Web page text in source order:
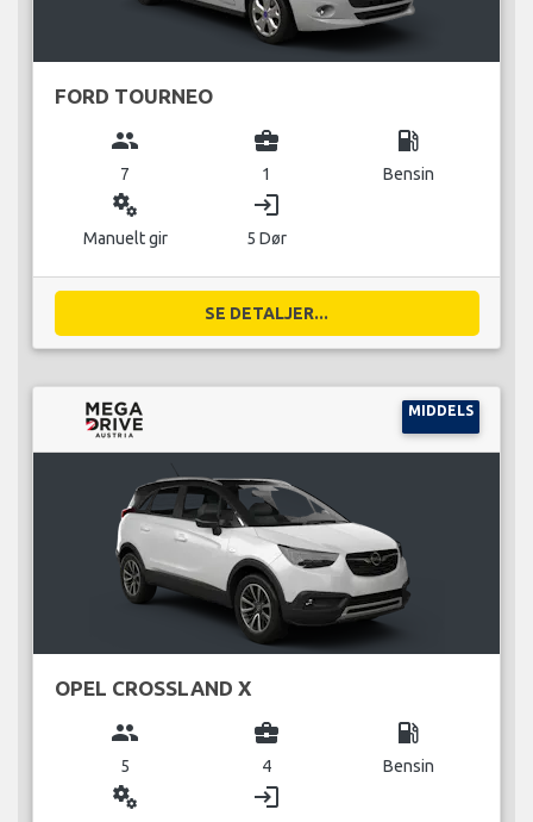
FORD TOURNEO
group
7
business_center
1
local_gas_station
Bensin
miscellaneous_services
Manuelt gir
login
5 Dør
SE DETALJER...
MIDDELS
OPEL CROSSLAND X
group
5
business_center
4
local_gas_station
Bensin
miscellaneous_services login